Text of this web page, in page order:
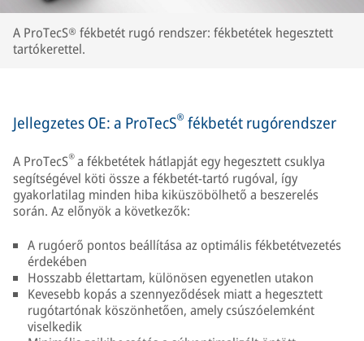
A ProTecS® fékbetét rugó rendszer: fékbetétek hegesztett
tartókerettel.
Jellegzetes OE: a ProTecS® fékbetét rugórendszer
A ProTecS®a fékbetétek hátlapját egy hegesztett csuklya
segítségével köti össze a fékbetét-tartó rugóval, így
gyakorlatilag minden hiba kiküszöbölhető a beszerelés
során. Az előnyök a következők:
A rugóerő pontos beállítása az optimális fékbetétvezetés
érdekében
Hosszabb élettartam, különösen egyenetlen utakon
Kevesebb kopás a szennyeződések miatt a hegesztett
rugótartónak köszönhetően, amely csúszóelemként
viselkedik